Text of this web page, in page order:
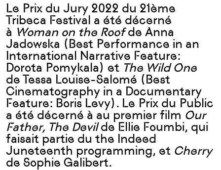
Le Prix du Jury 2022 du 21ème
Tribeca Festival a été décerné
à Woman on the Roofde Anna
Jadowska (Best Performance in an
International Narrative Feature:
Dorota Pomykala) et The Wild One
de Tessa Louise-Salomé (Best
Cinematography in a Documentary
Feature: Boris Levy). Le Prix du Public
a été décerné à au premier film Our
Father, The Devilde Ellie Foumbi, qui
faisait partie du the Indeed
Juneteenth programming, et Cherry
de Sophie Galibert.